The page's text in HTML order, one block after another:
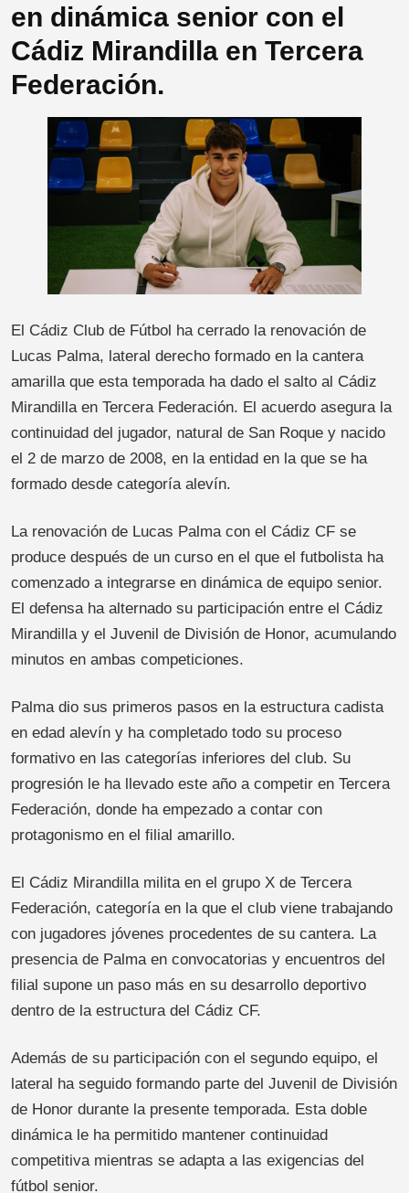
en dinámica senior con el
Cádiz Mirandilla en Tercera
Federación.
El Cádiz Club de Fútbol ha cerrado la renovación de
Lucas Palma, lateral derecho formado en la cantera
amarilla que esta temporada ha dado el salto al Cádiz
Mirandilla en Tercera Federación. El acuerdo asegura la
continuidad del jugador, natural de San Roque y nacido
el 2 de marzo de 2008, en la entidad en la que se ha
formado desde categoría alevín.
La renovación de Lucas Palma con el Cádiz CF se
produce después de un curso en el que el futbolista ha
comenzado a integrarse en dinámica de equipo senior.
El defensa ha alternado su participación entre el Cádiz
Mirandilla y el Juvenil de División de Honor, acumulando
minutos en ambas competiciones.
Palma dio sus primeros pasos en la estructura cadista
en edad alevín y ha completado todo su proceso
formativo en las categorías inferiores del club. Su
progresión le ha llevado este año a competir en Tercera
Federación, donde ha empezado a contar con
protagonismo en el filial amarillo.
El Cádiz Mirandilla milita en el grupo X de Tercera
Federación, categoría en la que el club viene trabajando
con jugadores jóvenes procedentes de su cantera. La
presencia de Palma en convocatorias y encuentros del
filial supone un paso más en su desarrollo deportivo
dentro de la estructura del Cádiz CF.
Además de su participación con el segundo equipo, el
lateral ha seguido formando parte del Juvenil de División
de Honor durante la presente temporada. Esta doble
dinámica le ha permitido mantener continuidad
competitiva mientras se adapta a las exigencias del
fútbol senior.